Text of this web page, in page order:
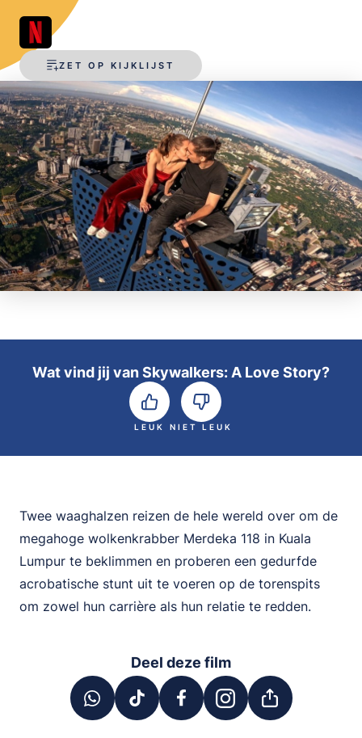
ZET OP KIJKLIJST
Wat vind jij van Skywalkers: A Love Story?
LEUK NIET LEUK
Twee waaghalzen reizen de hele wereld over om de
megahoge wolkenkrabber Merdeka 118 in Kuala
Lumpur te beklimmen en proberen een gedurfde
acrobatische stunt uit te voeren op de torenspits
om zowel hun carrière als hun relatie te redden.
Deel deze film